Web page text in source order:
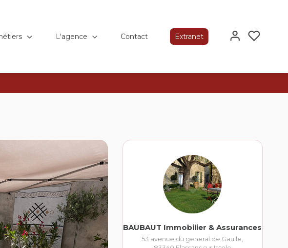
L'agence Contact Extranet
BAUBAUT Immobilier & Assurances
53 avenue du general de Gaulle